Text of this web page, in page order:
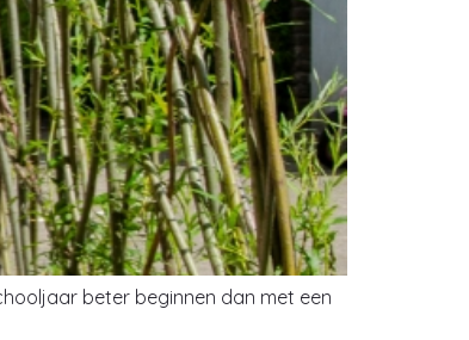
beter beginnen dan met een